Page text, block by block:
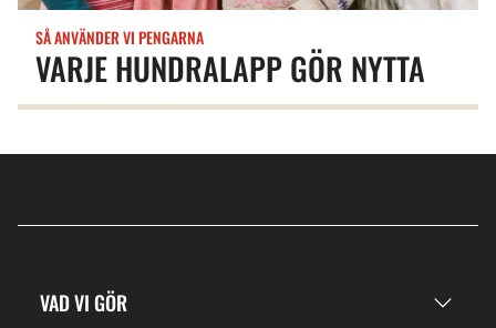
VARJE HUNDRALAPP GÖR NYTTA
SÅ ANVÄNDER VI PENGARNA
VAD VI GÖR